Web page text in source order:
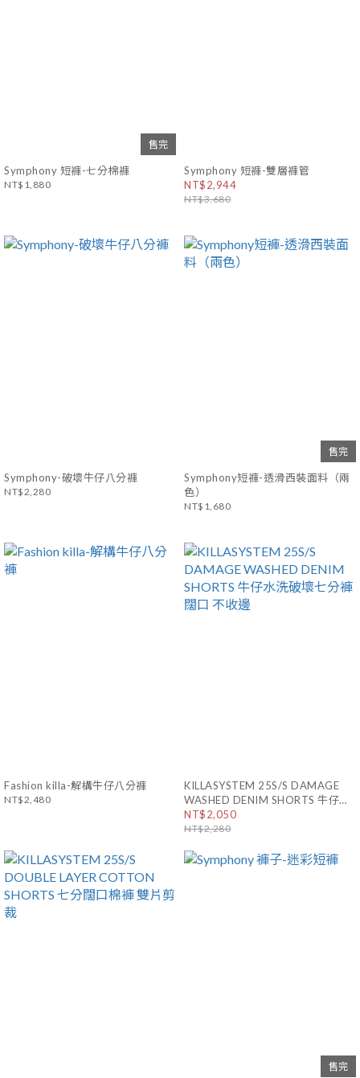
售完
Symphony 短褲-七分棉褲
NT$1,880
Symphony 短褲-雙層褲管
NT$2,944
NT$3,680
Symphony-破壞牛仔八分褲
NT$2,280
售完
Symphony短褲-透滑西裝面料（兩
色）
NT$1,680
Fashion killa-解構牛仔八分褲
NT$2,480
KILLASYSTEM 25S/S DAMAGE
WASHED DENIM SHORTS 牛仔水
洗破壞七分褲 闊口 不收邊
NT$2,050
NT$2,280
售完